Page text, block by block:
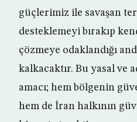
güçlerimiz ile savaşan
desteklemeyi bırakıp
çözmeye odaklandığı
kalkacaktır. Bu yasal ve
amacı; hem bölgenin
hem de İran halkının